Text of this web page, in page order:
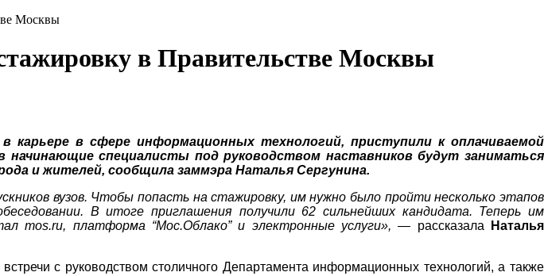
Москвы
в Правительстве Москвы
в сфере информационных технологий, приступили к оплачиваемой
специалисты под руководством наставников будут заниматься
и жителей, сообщила заммэра Наталья Сергунина.
вузов. Чтобы попасть на стажировку, им нужно было пройти несколько этапов
В итоге приглашения получили 62 сильнейших кандидата. Теперь им
mos.ru, платформа “Мос.Облако” и электронные услуги», — рассказала
Наталья
с руководством столичного Департамента информационных технологий, а также